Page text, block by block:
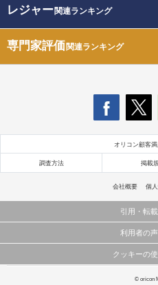
レジャー関連ランキング
専門家評価関連ランキング
オリコン顧客
調査方法 掲載
会社概要 個
引用・転
当サイトで公開されている情報（文字、写真、
これらの情報を権利者の許可なく無断転載・複
利用者の
当サイトに掲載している内容はすべてサービス
弊社の見解・ 意見ではないことをご理解いただ
クッキーの
このサイトでは Cookie を使用して、ユーザー
© oricon